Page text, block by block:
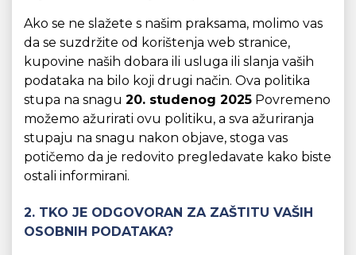
Ako se ne slažete s našim praksama, molimo vas
da se suzdržite od korištenja web stranice,
kupovine naših dobara ili usluga ili slanja vaših
podataka na bilo koji drugi način. Ova politika
stupa na snagu 20. studenog 2025 Povremeno
možemo ažurirati ovu politiku, a sva ažuriranja
stupaju na snagu nakon objave, stoga vas
potičemo da je redovito pregledavate kako biste
ostali informirani.
2. TKO JE ODGOVORAN ZA ZAŠTITU VAŠIH
OSOBNIH PODATAKA?